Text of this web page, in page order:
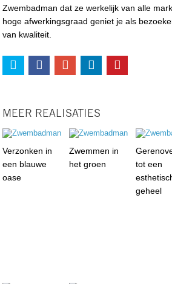
Zwembadman dat ze werkelijk van alle
hoge afwerkingsgraad geniet je als
van kwaliteit.
MEER REALISATIES
Verzonken in
een blauwe
oase
Zwemmen in
het groen
tot een
geheel